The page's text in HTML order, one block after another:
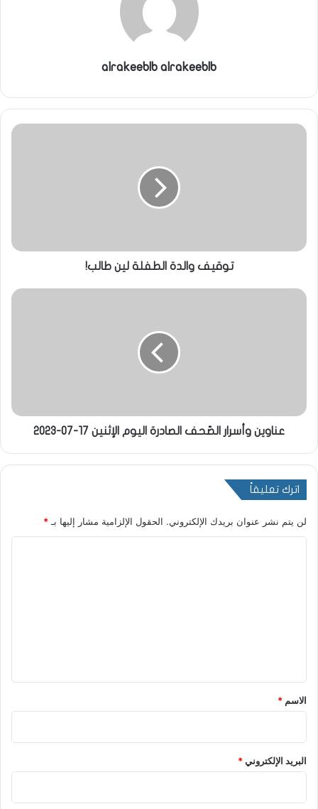
alrakeeblb alrakeeblb
توقيف والدة الطفلة لين طالب!
عناوين وأسرار الصّحف الصادرة اليوم الإثنين 17-07-2023
اترك تعليقاً
لن يتم نشر عنوان بريدك الإلكتروني. الحقول الإلزامية مشار إليها بـ*
*
الاسم *
البريد الإلكتروني*